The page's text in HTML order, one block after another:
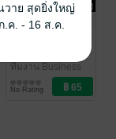
ทีมงาน Business
/ ARIP
บริหารธุรกิจ
No Rating
วาย สุดยิ่งใหญ่
ค. - 16 ส.ค.